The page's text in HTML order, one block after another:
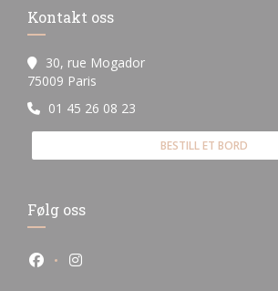
Kontakt oss
30, rue Mogador
75009 Paris
01 45 26 08 23
BESTILL ET BORD
Følg oss
Facebook ((åpner i et nytt vindu))
Instagram ((åpner i et nytt